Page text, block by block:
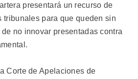
presentará un recurso de
tribunales para que queden sin
no innovar presentadas contra
Corte de Apelaciones de